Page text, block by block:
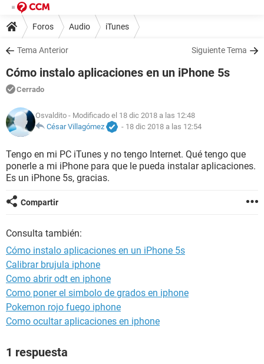
Foros Audio iTunes
Tema Anterior Siguiente Tema
Cómo instalo aplicaciones en un iPhone 5s
Cerrado
Osvaldito - Modificado el 18 dic 2018 a las 12:48
César Villagómez
- 18 dic 2018 a las 12:54
Tengo en mi PC iTunes y no tengo Internet. Qué tengo que
ponerle a mi iPhone para que le pueda instalar aplicaciones.
Es un iPhone 5s, gracias.
Compartir
Consulta también:
Cómo instalo aplicaciones en un iPhone 5s
Calibrar brujula iphone
Como abrir odt en iphone
Como poner el simbolo de grados en iphone
Pokemon rojo fuego iphone
Como ocultar aplicaciones en iphone
1 respuesta